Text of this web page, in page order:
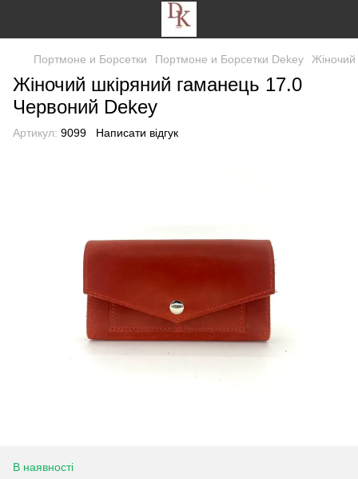
Портмоне и Борсетки Портмоне и Борсетки Dekey
Жіночий шкіряний гаманець 17.0
Червоний Dekey
Артикул: 9099 Написати відгук
В наявності